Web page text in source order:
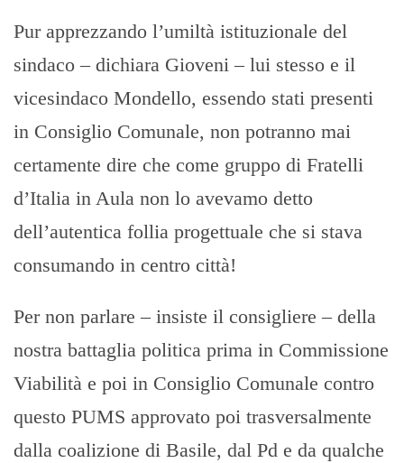
Pur apprezzando l’umiltà istituzionale del
sindaco – dichiara Gioveni – lui stesso e il
vicesindaco Mondello, essendo stati presenti
in Consiglio Comunale, non potranno mai
certamente dire che come gruppo di Fratelli
d’Italia in Aula non lo avevamo detto
dell’autentica follia progettuale che si stava
consumando in centro città!
Per non parlare – insiste il consigliere – della
nostra battaglia politica prima in Commissione
Viabilità e poi in Consiglio Comunale contro
questo PUMS approvato poi trasversalmente
dalla coalizione di Basile, dal Pd e da qualche